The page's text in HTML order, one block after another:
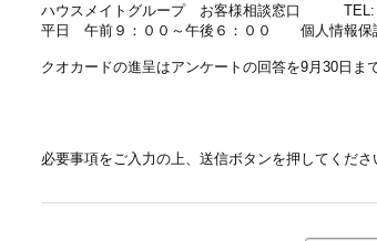
ハウスメイトグループ お客様相談窓口
平日 午前９：００～午後６：００ 個人情報保
クオカードの進呈はアンケートの回答を9月30日ま
必要事項をご入力の上、送信ボタンを押してくださ